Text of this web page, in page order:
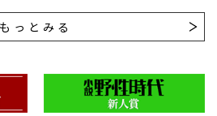
もっとみる